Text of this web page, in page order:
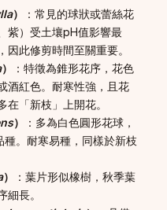
）
：常見的球狀或蕾絲花
紫）受土壤pH值影響最
此修剪時間至關重要。
）
：特徵為錐形花序，花色
酒紅色。耐寒性強，且花
「新枝」上開花。
）
：多為白色圓形花球，
。耐寒易種，同樣於新枝
）
：葉片形似橡樹，秋季葉
長。